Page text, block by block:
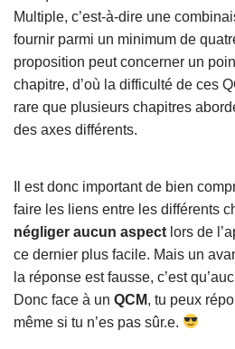
Multiple, c’est-à-dire une
fournir parmi un minimum de
proposition peut concerner un
chapitre, d’où la difficulté de ces
rare que plusieurs chapitres
des axes différents.
Il est donc important de bien
faire les liens entre les différents
négliger aucun aspect lors de
ce dernier plus facile. Mais un
la réponse est fausse, c’est
Donc face à un QCM, tu peux
même si tu n’es pas sûr.e.